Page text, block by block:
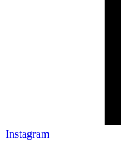
Instagram